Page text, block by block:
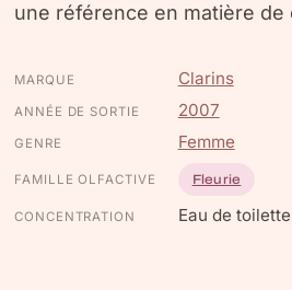
une référence en matière de
MARQUE Clarins
ANNÉE DE SORTIE 2007
GENRE Femme
FAMILLE OLFACTIVE Fleurie
CONCENTRATION Eau de toilette